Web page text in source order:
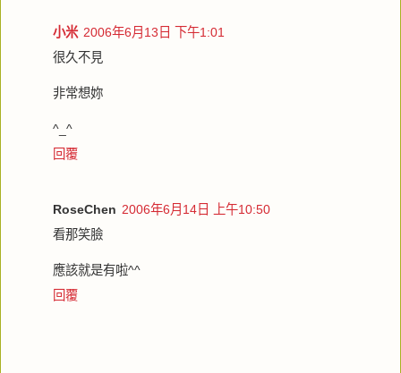
小米 2006年6月13日 下午1:01
很久不見
非常想妳
^_^
回覆
RoseChen 2006年6月14日 上午10:50
看那笑臉
應該就是有啦^^
回覆